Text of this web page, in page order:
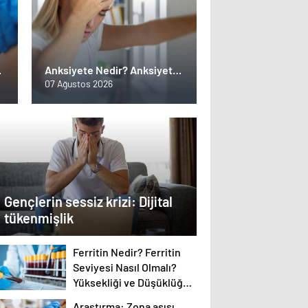
Anksiyete Nedir? Anksiyete
Belirtileri, Türleri ve Tedavi
07 Ağustos 2026
Gençlerin sessiz krizi: Dijital
tükenmişlik
Ferritin Nedir? Ferritin
Seviyesi Nasıl Olmalı?
Yüksekliği ve Düşüklüğü